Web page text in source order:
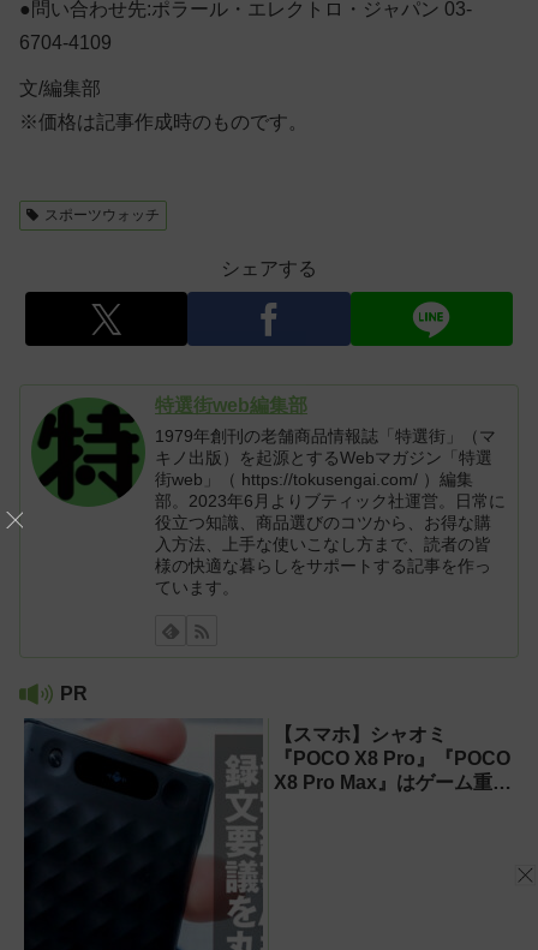
●問い合わせ先:ポラール・エレクトロ・ジャパン 03-
6704-4109
文/編集部
※価格は記事作成時のものです。
スポーツウォッチ
シェアする
特選街web編集部
1979年創刊の老舗商品情報誌「特選街」（マ
キノ出版）を起源とするWebマガジン「特選
街web」（ https://tokusengai.com/ ）編集
部。2023年6月よりブティック社運営。日常に
役立つ知識、商品選びのコツから、お得な購
入方法、上手な使いこなし方まで、読者の皆
様の快適な暮らしをサポートする記事を作っ
ています。
PR
【スマホ】シャオミ
『POCO X8 Pro』『POCO
X8 Pro Max』はゲーム重視